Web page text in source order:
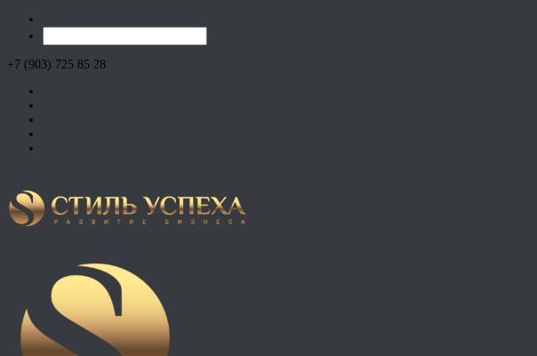
+7 (903) 725 85 28